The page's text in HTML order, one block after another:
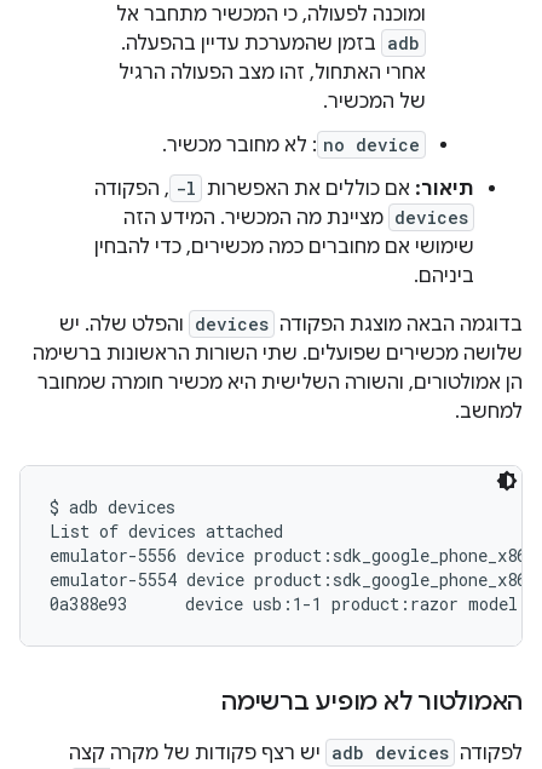
ומוכנה לפעולה, כי המכשיר מתחבר אל
adb בזמן שהמערכת עדיין בהפעלה.
אחרי האתחול, זהו מצב הפעולה הרגיל
של המכשיר.
no device : לא מחובר מכשיר.
תיאור: אם כוללים את האפשרות -l , הפקודה
devices מציינת מה המכשיר. המידע הזה
שימושי אם מחוברים כמה מכשירים, כדי להבחין
ביניהם.
בדוגמה הבאה מוצגת הפקודה devices והפלט שלה. יש
שלושה מכשירים שפועלים. שתי השורות הראשונות ברשימה
הן אמולטורים, והשורה השלישית היא מכשיר חומרה שמחובר
למחשב.
$ adb devices
List of devices attached
emulator-5556 device
emulator-5554 device
האמולטור לא מופיע ברשימה
לפקודה adb devices יש רצף פקודות של מקרה קצה